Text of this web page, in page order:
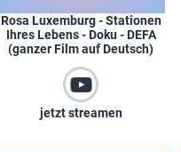
Rosa Luxemburg - Stationen
Ihres Lebens - Doku - DEFA
(ganzer Film auf Deutsch)
jetzt streamen